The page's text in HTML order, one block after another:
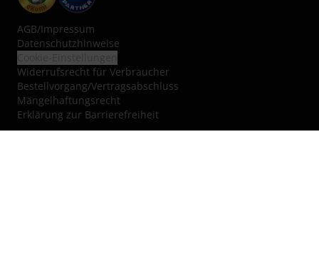
AGB/Impressum
Datenschutzhinweise
Widerrufsrecht für Verbraucher
Bestellvorgang/Vertragsabschluss
Mängelhaftungsrecht
Erklärung zur Barrierefreiheit